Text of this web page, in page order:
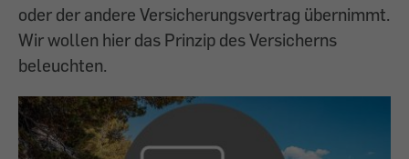
oder der andere Versicherungsvertrag übernimmt.
Wir wollen hier das Prinzip des Versicherns
beleuchten.